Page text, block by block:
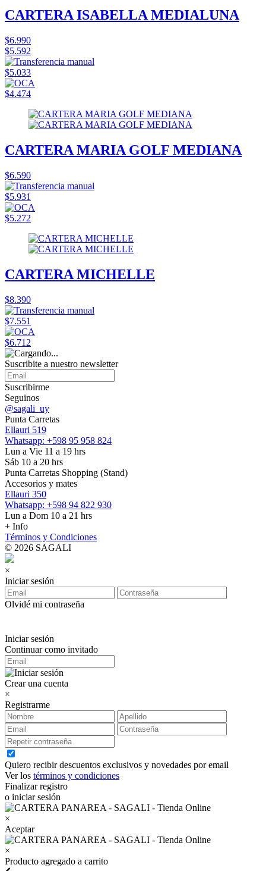
CARTERA ISABELLA MEDIALUNA
$6.990
$5.592
$5.033
$4.474
CARTERA MARIA GOLF MEDIANA
$6.590
$5.931
$5.272
CARTERA MICHELLE
$8.390
$7.551
$6.712
Suscribite a nuestro newsletter
Suscribirme
Seguinos
@sagali_uy
Punta Carretas
Ellauri 519
Whatsapp: +598 95 958 824
Lun a Vie 11 a 19 hrs
Sáb 10 a 20 hrs
Punta Carretas Shopping (Stand)
Accesorios y mates
Ellauri 350
Whatsapp: +598 94 822 930
Lun a Dom 10 a 21 hrs
+ Info
Términos y Condiciones
© 2026 SAGALI
×
Iniciar sesión
Olvidé mi contraseña
Iniciar sesión
Continuar como invitado
Crear una cuenta
×
Registrarme
Quiero recibir descuentos exclusivos y novedades por email
Ver los términos y condiciones
Finalizar registro
o iniciar sesión
×
Aceptar
×
Producto agregado a carrito